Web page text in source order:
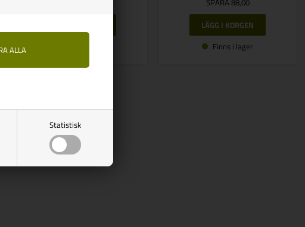
Statistisk
SPARA 88,00
Finns i lager